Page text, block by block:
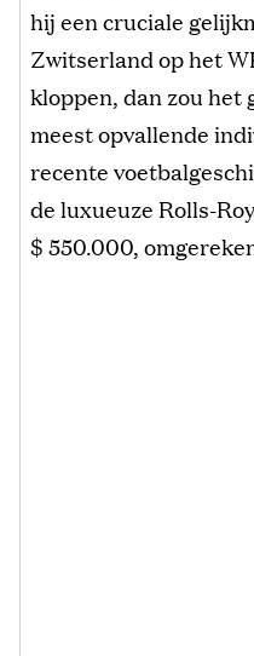
hij een cruciale
Zwitserland op het
kloppen, dan zou het
meest opvallende
recente
de luxueuze Rolls-
$ 550.000,